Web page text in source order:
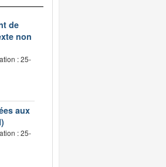
de
non
: 25-
aux
: 25-